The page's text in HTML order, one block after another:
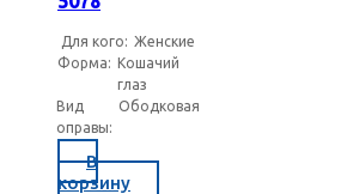
Для кого: Женские
Форма: Кошачий
глаз
Вид
оправы:
Ободковая
В
корзину